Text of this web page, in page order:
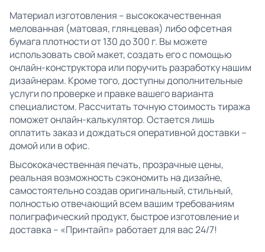
Материал изготовления – высококачественная
мелованная (матовая, глянцевая) либо офсетная
бумага плотности от 130 до 300 г. Вы можете
использовать свой макет, создать его с помощью
онлайн-конструктора или поручить разработку нашим
дизайнерам. Кроме того, доступны дополнительные
услуги по проверке и правке вашего варианта
специалистом. Рассчитать точную стоимость тиража
поможет онлайн-калькулятор. Остается лишь
оплатить заказ и дождаться оперативной доставки –
домой или в офис.
Высококачественная печать, прозрачные цены,
реальная возможность сэкономить на дизайне,
самостоятельно создав оригинальный, стильный,
полностью отвечающий всем вашим требованиям
полиграфический продукт, быстрое изготовление и
доставка – «Принтайп» работает для вас 24/7!